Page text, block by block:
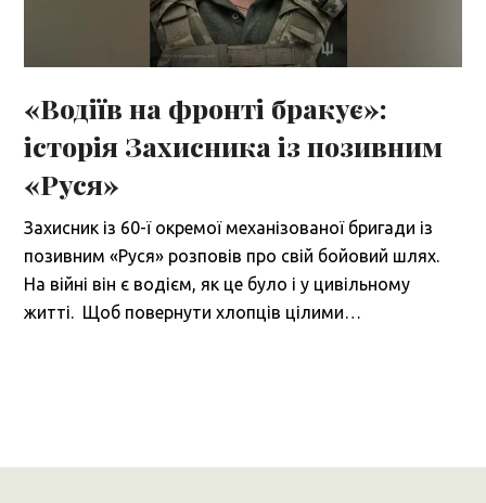
«Водіїв на фронті бракує»:
історія Захисника із позивним
«Руся»
Захисник із 60-ї окремої механізованої бригади із
позивним «Руся» розповів про свій бойовий шлях.
На війні він є водієм, як це було і у цивільному
житті. Щоб повернути хлопців цілими…